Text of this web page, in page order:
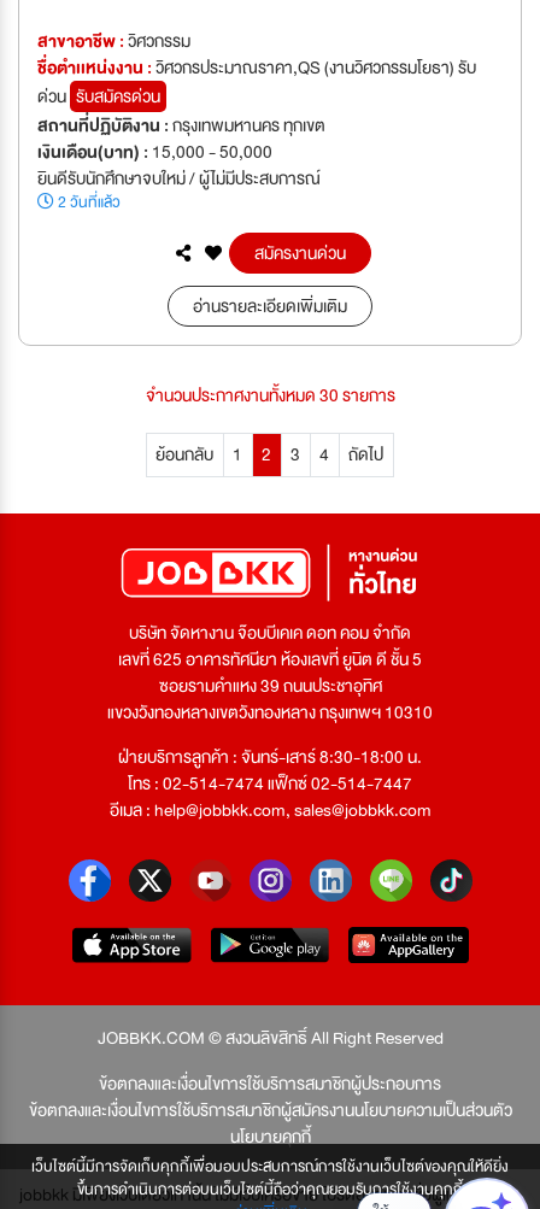
เว็บไซต์นี้มีการจัดเก็บคุกกี้เพื่อมอบประสบการณ์การใช้งานเว็บไซต์ของคุณให้ดียิ่ง
ขึ้นการดำเนินการต่อบนเว็บไซต์นี้ถือว่าคุณยอมรับการใช้งานคุกกี้
สาขาอาชีพ :วิศวกรรม
ชื่อตำเเหน่งงาน :วิศวกรประมาณราคา,QS (งานวิศวกรรมโยธา) รับ
ด่วน รับสมัครด่วน
สถานที่ปฏิบัติงาน :กรุงเทพมหานคร ทุกเขต
เงินเดือน(บาท) : 15,000 - 50,000
ยินดีรับนักศึกษาจบใหม่ / ผู้ไม่มีประสบการณ์
2 วันที่แล้ว
สมัครงานด่วน
อ่านรายละเอียดเพิ่มเติม
จำนวนประกาศงานทั้งหมด 30 รายการ
ย้อนกลับ 1 2 3 4 ถัดไป
บริษัท จัดหางาน จ๊อบบีเคเค ดอท คอม จำกัด
เลขที่ 625 อาคารทัศนียา ห้องเลขที่ ยูนิต ดี ชั้น 5
ซอยรามคำแหง 39 ถนนประชาอุทิศ
แขวงวังทองหลางเขตวังทองหลาง กรุงเทพฯ 10310
ฝ่ายบริการลูกค้า : จันทร์-เสาร์ 8:30-18:00 น.
โทร : 02-514-7474 แฟ็กซ์ 02-514-7447
อีเมล :help@jobbkk.com,sales@jobbkk.com
JOBBKK.COM © สงวนลิขสิทธิ์ All Right Reserved
ข้อตกลงและเงื่อนไขการใช้บริการสมาชิกผู้ประกอบการ
ข้อตกลงและเงื่อนไขการใช้บริการสมาชิกผู้สมัครงานนโยบายความเป็นส่วนตัว
นโยบายคุกกี้
jobbkk มีเพียงเว็บเดียวเท่านั้น ไม่มีเว็บเครือข่าย โปรดอย่าหลงเชื่อผู้แอบอ้าง และ